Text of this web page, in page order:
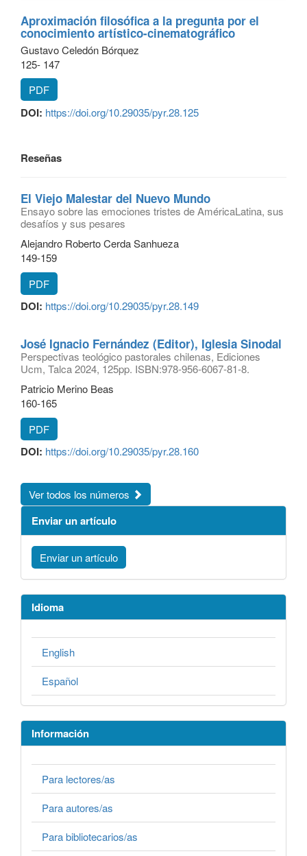
Aproximación filosófica a la pregunta por el
conocimiento artístico-cinematográfico
Gustavo Celedón Bórquez
125- 147
PDF
DOI: https://doi.org/10.29035/pyr.28.125
Reseñas
El Viejo Malestar del Nuevo Mundo
Ensayo sobre las emociones tristes de AméricaLatina, sus
desafíos y sus pesares
Alejandro Roberto Cerda Sanhueza
149-159
PDF
DOI: https://doi.org/10.29035/pyr.28.149
José Ignacio Fernández (Editor), Iglesia Sinodal
Perspectivas teológico pastorales chilenas, Ediciones
Ucm, Talca 2024, 125pp. ISBN:978-956-6067-81-8.
Patricio Merino Beas
160-165
PDF
DOI: https://doi.org/10.29035/pyr.28.160
Ver todos los números
Enviar un artículo
Enviar un artículo
Idioma
English
Español
Información
Para lectores/as
Para autores/as
Para bibliotecarios/as